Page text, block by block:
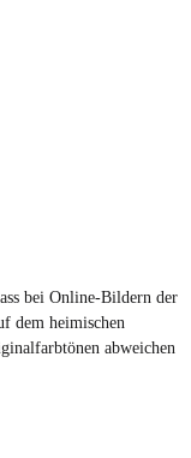
bei Online-Bildern der
dem heimischen
abweichen